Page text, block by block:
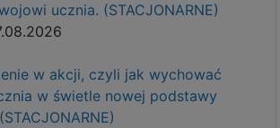
ucznia. (STACJONARNE)
w akcji, czyli jak wychować
w świetle nowej podstawy